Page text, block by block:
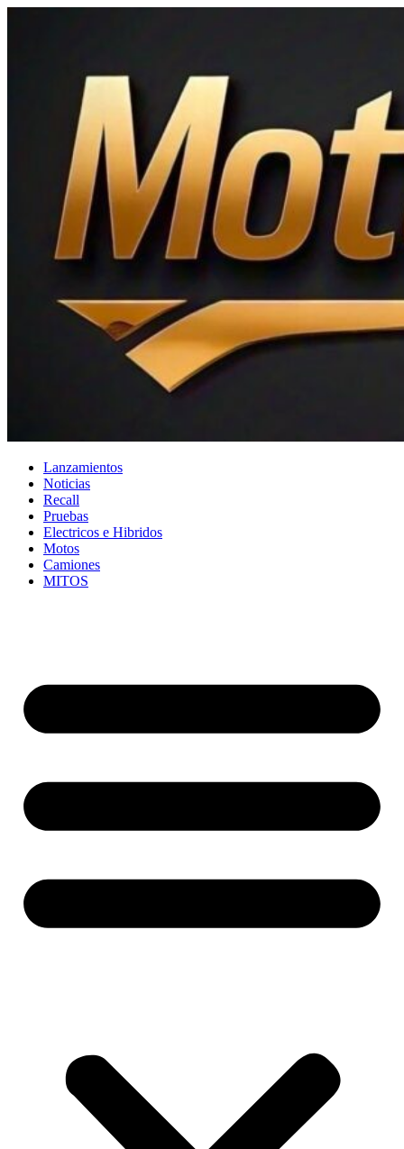
Lanzamientos
Noticias
Recall
Pruebas
Electricos e Hibridos
Motos
Camiones
MITOS